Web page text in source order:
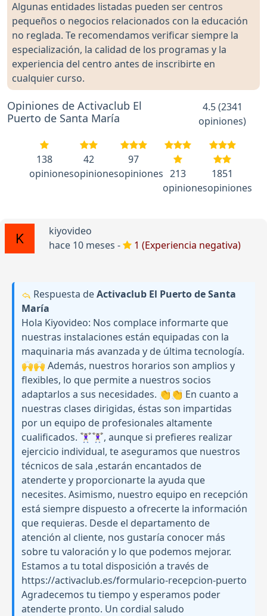
Algunas entidades listadas pueden ser centros
pequeños o negocios relacionados con la educación
no reglada. Te recomendamos verificar siempre la
especialización, la calidad de los programas y la
experiencia del centro antes de inscribirte en
cualquier curso.
Opiniones de Activaclub El
Puerto de Santa María
4.5 (2341
opiniones)
138
opiniones
42
opiniones
97
opiniones 213
opiniones
1851
opiniones
kiyovideo
hace 10 meses -
1 (Experiencia negativa)
Respuesta deActivaclub El Puerto de Santa
María
Hola Kiyovideo: Nos complace informarte que
nuestras instalaciones están equipadas con la
maquinaria más avanzada y de última tecnología.
🙌🙌 Además, nuestros horarios son amplios y
flexibles, lo que permite a nuestros socios
adaptarlos a sus necesidades. 👏👏 En cuanto a
nuestras clases dirigidas, éstas son impartidas
por un equipo de profesionales altamente
cualificados. 🏋🏻‍♀️🏋🏻‍♀️, aunque si prefieres realizar
ejercicio individual, te aseguramos que nuestros
técnicos de sala ,estarán encantados de
atenderte y proporcionarte la ayuda que
necesites. Asimismo, nuestro equipo en recepción
está siempre dispuesto a ofrecerte la información
que requieras. Desde el departamento de
atención al cliente, nos gustaría conocer más
sobre tu valoración y lo que podemos mejorar.
Estamos a tu total disposición a través de
https://activaclub.es/formulario-recepcion-puerto
Agradecemos tu tiempo y esperamos poder
atenderte pronto. Un cordial saludo